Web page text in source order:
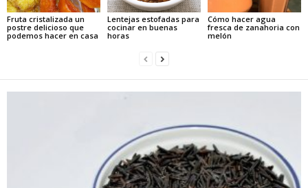
Fruta cristalizada un
postre delicioso que
podemos hacer en casa
Lentejas estofadas para
cocinar en buenas
horas
Cómo hacer agua
fresca de zanahoria con
melón